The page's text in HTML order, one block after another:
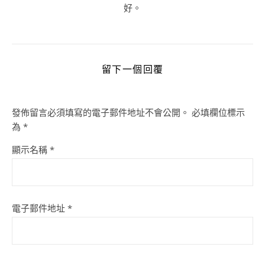
好。
留下一個回覆
發佈留言必須填寫的電子郵件地址不會公開。 必填欄位標示
為 *
顯示名稱 *
電子郵件地址 *